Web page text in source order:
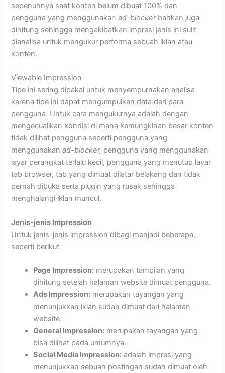
sepenuhnya saat konten belum dibuat 100% dan
pengguna yang menggunakanad-blockerbahkan juga
dihitung sehingga mengakibatkan impresi jenis ini sulit
dianalisa untuk mengukur performa sebuah iklan atau
konten.
Viewable Impression
Tipe ini sering dipakai untuk menyempurnakan analisa
karena tipe ini dapat mengumpulkan data dari para
pengguna. Untuk cara mengukurnya adalah dengan
mengecualikan kondisi di mana kemungkinan besar konten
tidak dilihat pengguna seperti pengguna yang
menggunakanad-blocker, pengguna yang menggunakan
layar perangkat terlalu kecil, pengguna yang menutup layar
tab browser, tab yang dimuat dilatar belakang dan tidak
pernah dibuka serta plugin yang rusak sehingga
menghalangi iklan muncul.
Jenis-jenis Impression
Untuk jenis-jenis impression dibagi menjadi beberapa,
seperti berikut.
Page Impression: merupakan tampilan yang
dihitung setelah halaman website dimuat pengguna.
Ads Impression: merupakan tayangan yang
menunjukkan iklan sudah dimuat dari halaman
website.
General Impression: merupakan tayangan yang
bisa dilihat pada umumnya.
Social Media Impression: adalah impresi yang
menunjukkan sebuah postingan sudah dimuat oleh